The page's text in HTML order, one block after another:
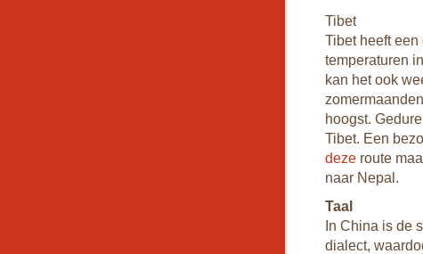
Tibet
Tibet heeft
temperaturen
kan het ook
hoogst.
Tibet. Een
deze route
naar Nepal.
Taal
In China is de
dialect,